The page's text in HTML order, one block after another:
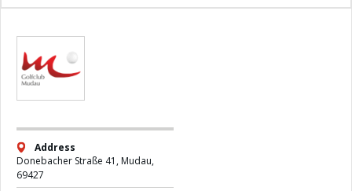
Address
Donebacher Straße 41, Mudau,
69427